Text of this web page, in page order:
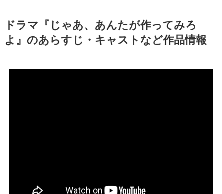
ドラマ『じゃあ、あんたが作ってみろ
よ』のあらすじ・キャストなど作品情報